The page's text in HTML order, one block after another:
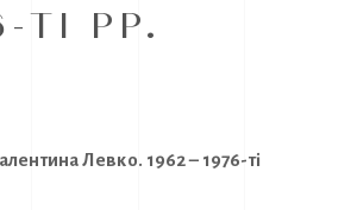
ТІ РР.
Левко. 1962 – 1976-ті